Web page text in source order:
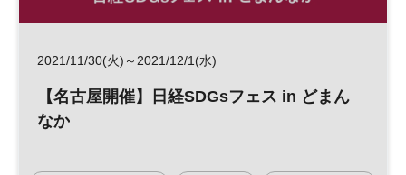
2021/11/30(火)～2021/12/1(水)
【名古屋開催】日経SDGsフェス in どまん
なか